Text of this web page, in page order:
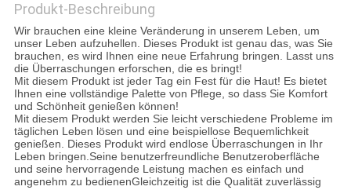
DATENSCHUTZRICHTLINIE
Produkt-Beschreibung
Wir brauchen eine kleine Veränderung in unserem Leben, um
unser Leben aufzuhellen. Dieses Produkt ist genau das, was Sie
brauchen, es wird Ihnen eine neue Erfahrung bringen. Lasst uns
die Überraschungen erforschen, die es bringt!
Mit diesem Produkt ist jeder Tag ein Fest für die Haut! Es bietet
Ihnen eine vollständige Palette von Pflege, so dass Sie Komfort
und Schönheit genießen können!
Mit diesem Produkt werden Sie leicht verschiedene Probleme im
täglichen Leben lösen und eine beispiellose Bequemlichkeit
genießen. Dieses Produkt wird endlose Überraschungen in Ihr
Leben bringen.Seine benutzerfreundliche Benutzeroberfläche
und seine hervorragende Leistung machen es einfach und
angenehm zu bedienenGleichzeitig ist die Qualität zuverlässig